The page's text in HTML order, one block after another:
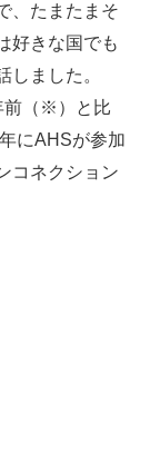
、たまたまそ
好きな国でも
しました。
前（※）と比
にAHSが参加
コネクション